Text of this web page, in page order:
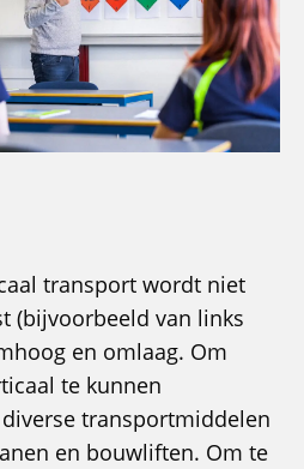
transport wordt niet
(bijvoorbeeld van links
en omlaag. Om
te kunnen
transportmiddelen
en bouwliften. Om te